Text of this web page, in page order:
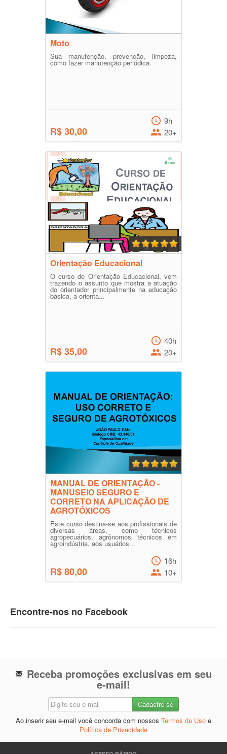
Moto
Sua manutenção, prevencão, limpeza,
como fazer manutenção periódica.
R$ 30,00
9h
20+
Orientação Educacional
O curso de Orientação Educacional, vem
trazendo o assunto que mostra a atuação
do orientador principalmente na educação
básica, a orienta...
R$ 35,00
40h
20+
MANUAL DE ORIENTAÇÃO -
MANUSEIO SEGURO E
CORRETO NA APLICAÇÃO DE
AGROTÓXICOS
Este curso destina-se aos profissionais de
diversas áreas, como técnicos
agropecuários, agrônomos técnicos em
agroindústria, aos usuários...
R$ 80,00
16h
10+
Encontre-nos no Facebook
Receba promoções exclusivas em seu
e-mail!
Ao inserir seu e-mail você concorda com nossos Termos de Uso e
Política de Privacidade